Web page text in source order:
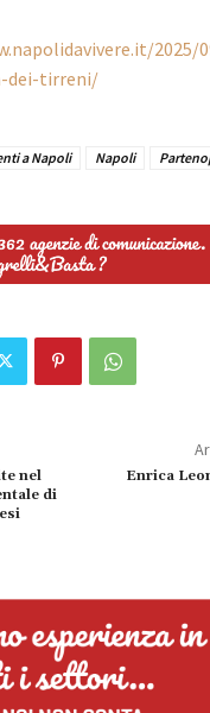
2025/
dei-tirreni/
a Napoli Napoli
nel
di
Enrica